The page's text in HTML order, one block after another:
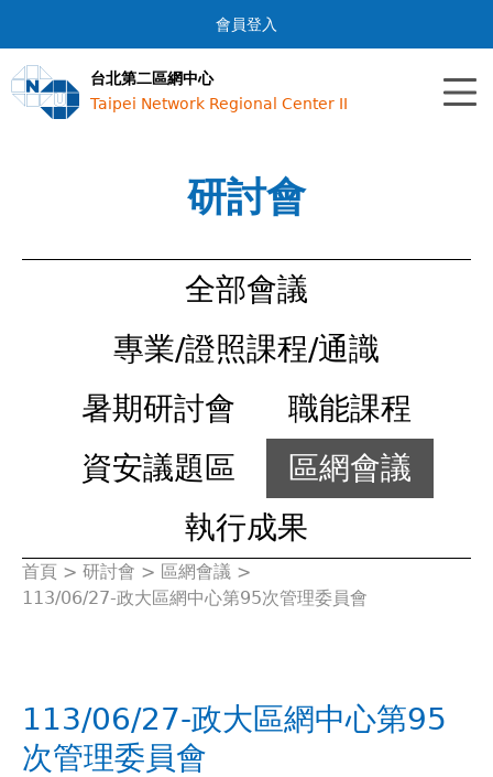
Jump to navigation
會員登入
台北第二區網中心
Taipei Network Regional Center II
研討會
全部會議
專業/證照課程/通識
暑期研討會
職能課程
資安議題區
區網會議
執行成果
您
裡
首頁 > 研討會 > 區網會議 >
113/06/27-政大區網中心第95次管理委員會
113/06/27-政大區網中心第95
次管理委員會